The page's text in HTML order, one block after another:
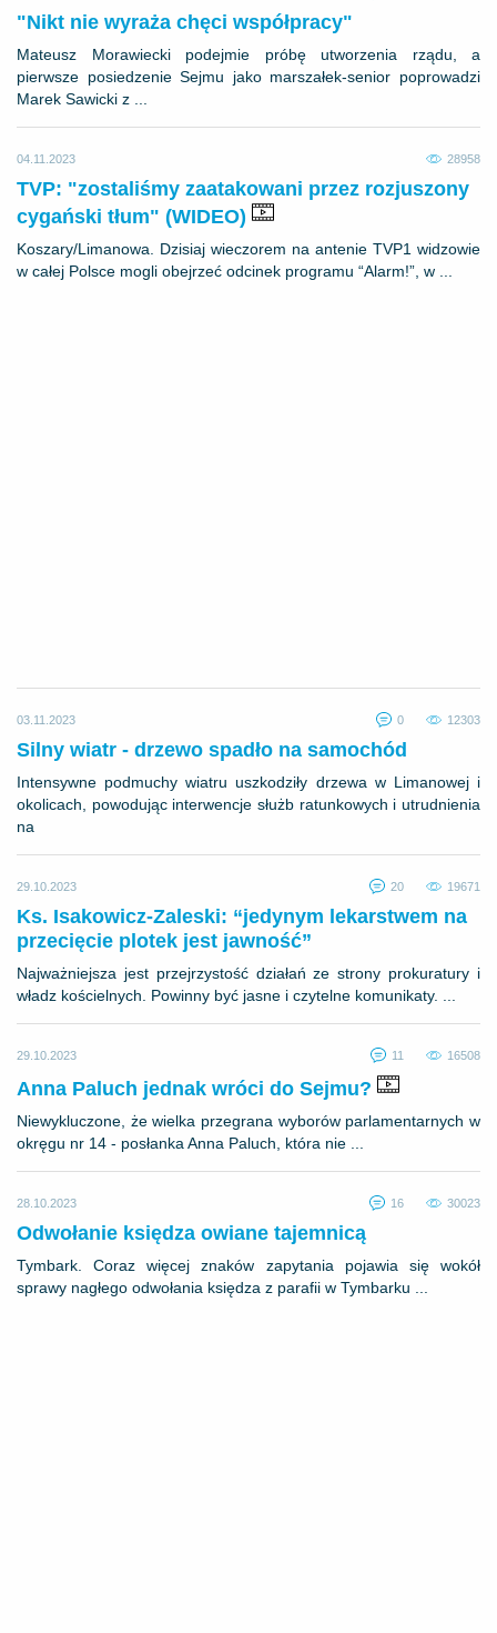
"Nikt nie wyraża chęci współpracy"
Mateusz Morawiecki podejmie próbę utworzenia rządu, a
pierwsze posiedzenie Sejmu jako marszałek-senior poprowadzi
Marek Sawicki z ...
04.11.2023 28958
TVP: "zostaliśmy zaatakowani przez rozjuszony
cygański tłum" (WIDEO)
Koszary/Limanowa. Dzisiaj wieczorem na antenie TVP1 widzowie
w całej Polsce mogli obejrzeć odcinek programu “Alarm!”, w ...
03.11.2023 0 12303
Silny wiatr - drzewo spadło na samochód
Intensywne podmuchy wiatru uszkodziły drzewa w Limanowej i
okolicach, powodując interwencje służb ratunkowych i utrudnienia
na
29.10.2023 20 19671
Ks. Isakowicz-Zaleski: “jedynym lekarstwem na
przecięcie plotek jest jawność”
Najważniejsza jest przejrzystość działań ze strony prokuratury i
władz kościelnych. Powinny być jasne i czytelne komunikaty. ...
29.10.2023 11 16508
Anna Paluch jednak wróci do Sejmu?
Niewykluczone, że wielka przegrana wyborów parlamentarnych w
okręgu nr 14 - posłanka Anna Paluch, która nie ...
28.10.2023 16 30023
Odwołanie księdza owiane tajemnicą
Tymbark. Coraz więcej znaków zapytania pojawia się wokół
sprawy nagłego odwołania księdza z parafii w Tymbarku ...